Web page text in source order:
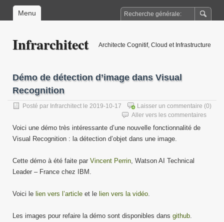
Menu
Infrarchitect Architecte Cognitif, Cloud et Infrastructure
Démo de détection d’image dans Visual
Recognition
Posté par Infrarchitect le 2019-10-17 Laisser un commentaire (0)
Aller vers les commentaires
Voici une démo très intéressante d’une nouvelle fonctionnalité de
Visual Recognition : la détection d’objet dans une image.
Cette démo à été faite par Vincent Perrin, Watson AI Technical
Leader – France chez IBM.
Voici le lien vers l’article et le lien vers la vidéo.
Les images pour refaire la démo sont disponibles dans github.